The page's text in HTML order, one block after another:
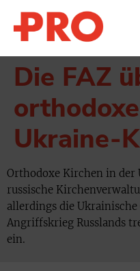
Die FAZ
Ukraine-
Orthodoxe Kirchen in der
russische
allerdings die
Angriffskrieg Russlands
ein.